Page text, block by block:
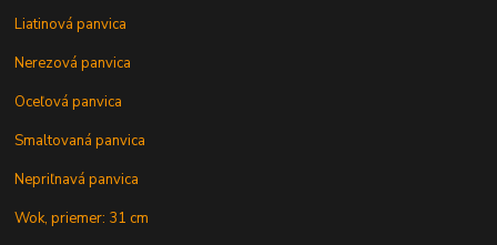
Liatinová panvica
Nerezová panvica
Oceľová panvica
Smaltovaná panvica
Nepriľnavá panvica
Wok, priemer: 31 cm